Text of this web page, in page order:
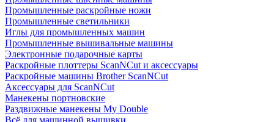
Промышленные раскройные ножи
Промышленные светильники
Иглы для промышленных машин
Промышленные вышивальные машины
Электронные подарочные карты
Раскройные плоттеры ScanNCut и аксессуары
Раскройные машины Brother ScanNCut
Аксессуары для ScanNCut
Манекены портновские
Раздвижные манекены My Double
Всё для машинной вышивки